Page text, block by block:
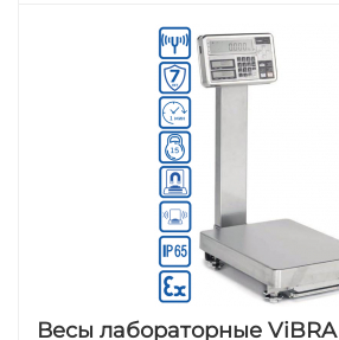
Весы лабораторные ViBRA